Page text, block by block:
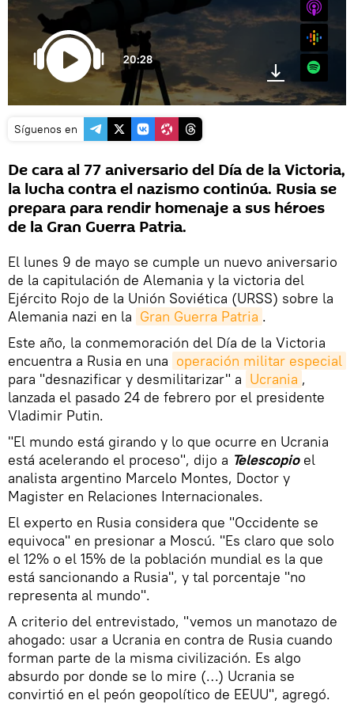
20:28 Spotify
Síguenos en
De cara al 77 aniversario del Día de la Victoria,
la lucha contra el nazismo continúa. Rusia se
prepara para rendir homenaje a sus héroes
de la Gran Guerra Patria.
El lunes 9 de mayo se cumple un nuevo aniversario
de la capitulación de Alemania y la victoria del
Ejército Rojo de la Unión Soviética (URSS) sobre la
Alemania nazi en la Gran Guerra Patria .
Este año, la conmemoración del Día de la Victoria
encuentra a Rusia en una operación militar especial
para "desnazificar y desmilitarizar" a Ucrania ,
lanzada el pasado 24 de febrero por el presidente
Vladimir Putin.
"El mundo está girando y lo que ocurre en Ucrania
está acelerando el proceso", dijo a Telescopioel
analista argentino Marcelo Montes, Doctor y
Magister en Relaciones Internacionales.
El experto en Rusia considera que "Occidente se
equivoca" en presionar a Moscú. "Es claro que solo
el 12% o el 15% de la población mundial es la que
está sancionando a Rusia", y tal porcentaje "no
representa al mundo".
A criterio del entrevistado, "vemos un manotazo de
ahogado: usar a Ucrania en contra de Rusia cuando
forman parte de la misma civilización. Es algo
absurdo por donde se lo mire (…) Ucrania se
convirtió en el peón geopolítico de EEUU", agregó.